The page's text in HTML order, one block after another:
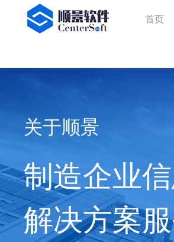
首页
关于顺景
制造企业
解决方案